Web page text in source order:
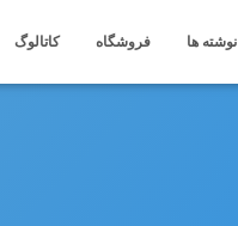
نوشته ها فروشگاه کاتالوگ